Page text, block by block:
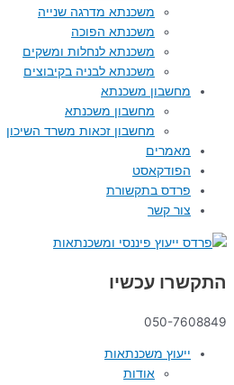
משכנתא מדרגה שנייה
משכנתא הפוכה
משכנתא לנחלות ומשקים
משכנתא לבניה בקיבוצים
מחשבון משכנתא
מחשבון משכנתא
מחשבון זכאות משרד השיכון
מאמרים
הפודקאסט
פרדס בתקשורת
צור קשר
התקשרו עכשיו
050-7608849
ייעוץ משכנתאות
אודות